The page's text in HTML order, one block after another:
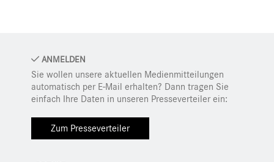
ANMELDEN
Sie wollen unsere aktuellen Medienmitteilungen
automatisch per E-Mail erhalten? Dann tragen Sie
einfach Ihre Daten in unseren Presseverteiler ein:
Zum Presseverteiler